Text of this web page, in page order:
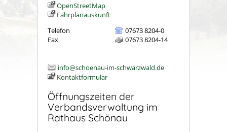
OpenStreetMap
Fahrplanauskunft
Telefon
07673 8204-0
Fax
07673 8204-14
info@schoenau-im-schwarzwald.de
Kontaktformular
Öffnungszeiten der
Verbandsverwaltung im
Rathaus Schönau